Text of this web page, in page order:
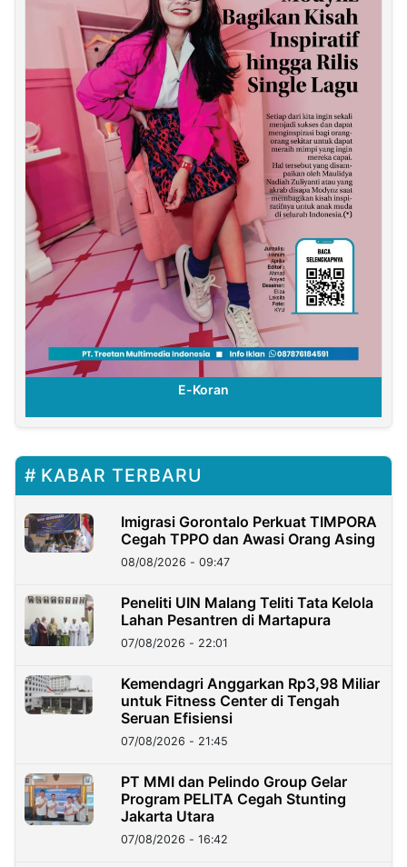
E-Koran
KABAR TERBARU
Imigrasi Gorontalo Perkuat TIMPORA
Cegah TPPO dan Awasi Orang Asing
08/08/2026 - 09:47
Peneliti UIN Malang Teliti Tata Kelola
Lahan Pesantren di Martapura
07/08/2026 - 22:01
Kemendagri Anggarkan Rp3,98 Miliar
untuk Fitness Center di Tengah
Seruan Efisiensi
07/08/2026 - 21:45
PT MMI dan Pelindo Group Gelar
Program PELITA Cegah Stunting
Jakarta Utara
07/08/2026 - 16:42